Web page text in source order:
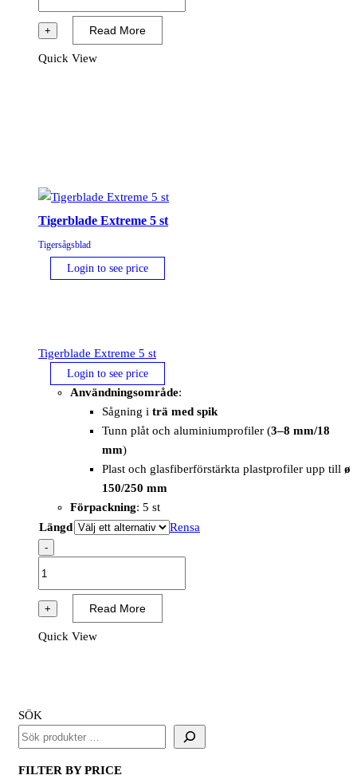
10
mängd
+ Read More
Quick View
Tigerblade Extreme 5 st
Tigersågsblad
Login to see price
Tigerblade Extreme 5 st
Login to see price
Användningsområde:
Sågning i trä med spik
Tunn plåt och aluminiumprofiler (3–8 mm/18
mm)
Plast och glasfiberförstärkta plastprofiler upp till ø
150/250 mm
Förpackning: 5 st
Längd
Rensa
-
5
mängd
+ Read More
Quick View
SÖK
FILTER BY PRICE